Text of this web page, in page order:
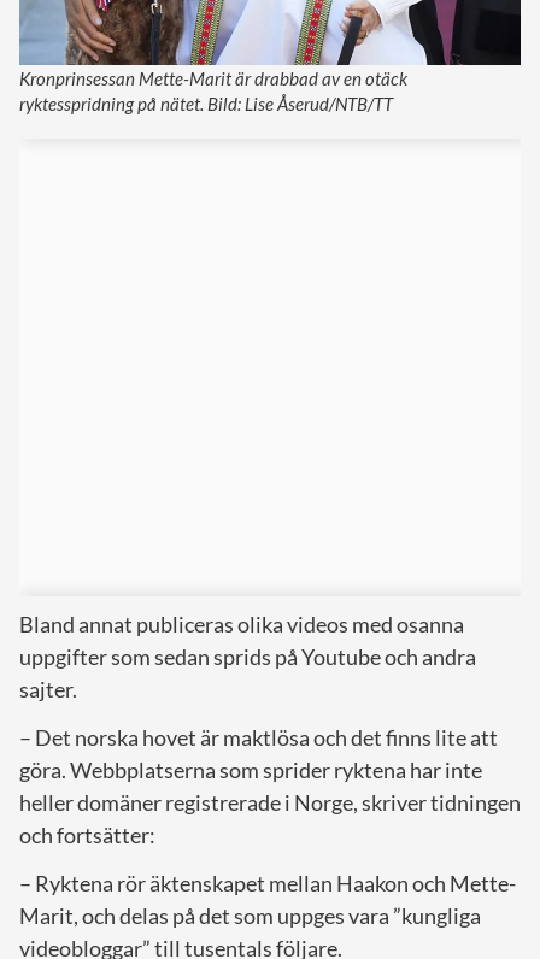
Kronprinsessan Mette-Marit är drabbad av en otäck
ryktesspridning på nätet. Bild: Lise Åserud/NTB/TT
Bland annat publiceras olika videos med osanna
uppgifter som sedan sprids på Youtube och andra
sajter.
– Det norska hovet är maktlösa och det finns lite att
göra. Webbplatserna som sprider ryktena har inte
heller domäner registrerade i Norge, skriver tidningen
och fortsätter:
– Ryktena rör äktenskapet mellan Haakon och Mette-
Marit, och delas på det som uppges vara ”kungliga
videobloggar” till tusentals följare.